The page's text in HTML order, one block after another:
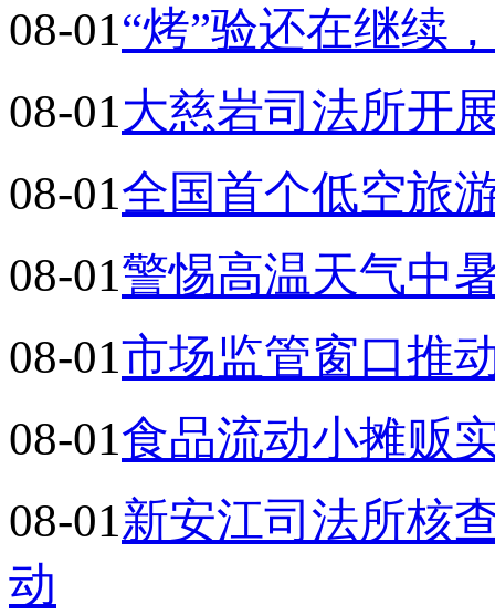
08-01“烤”验还在继续
08-01大慈岩司法所开
08-01全国首个低空旅
08-01警惕高温天气中
08-01市场监管窗口推
08-01食品流动小摊贩
08-01新安江司法所核
动